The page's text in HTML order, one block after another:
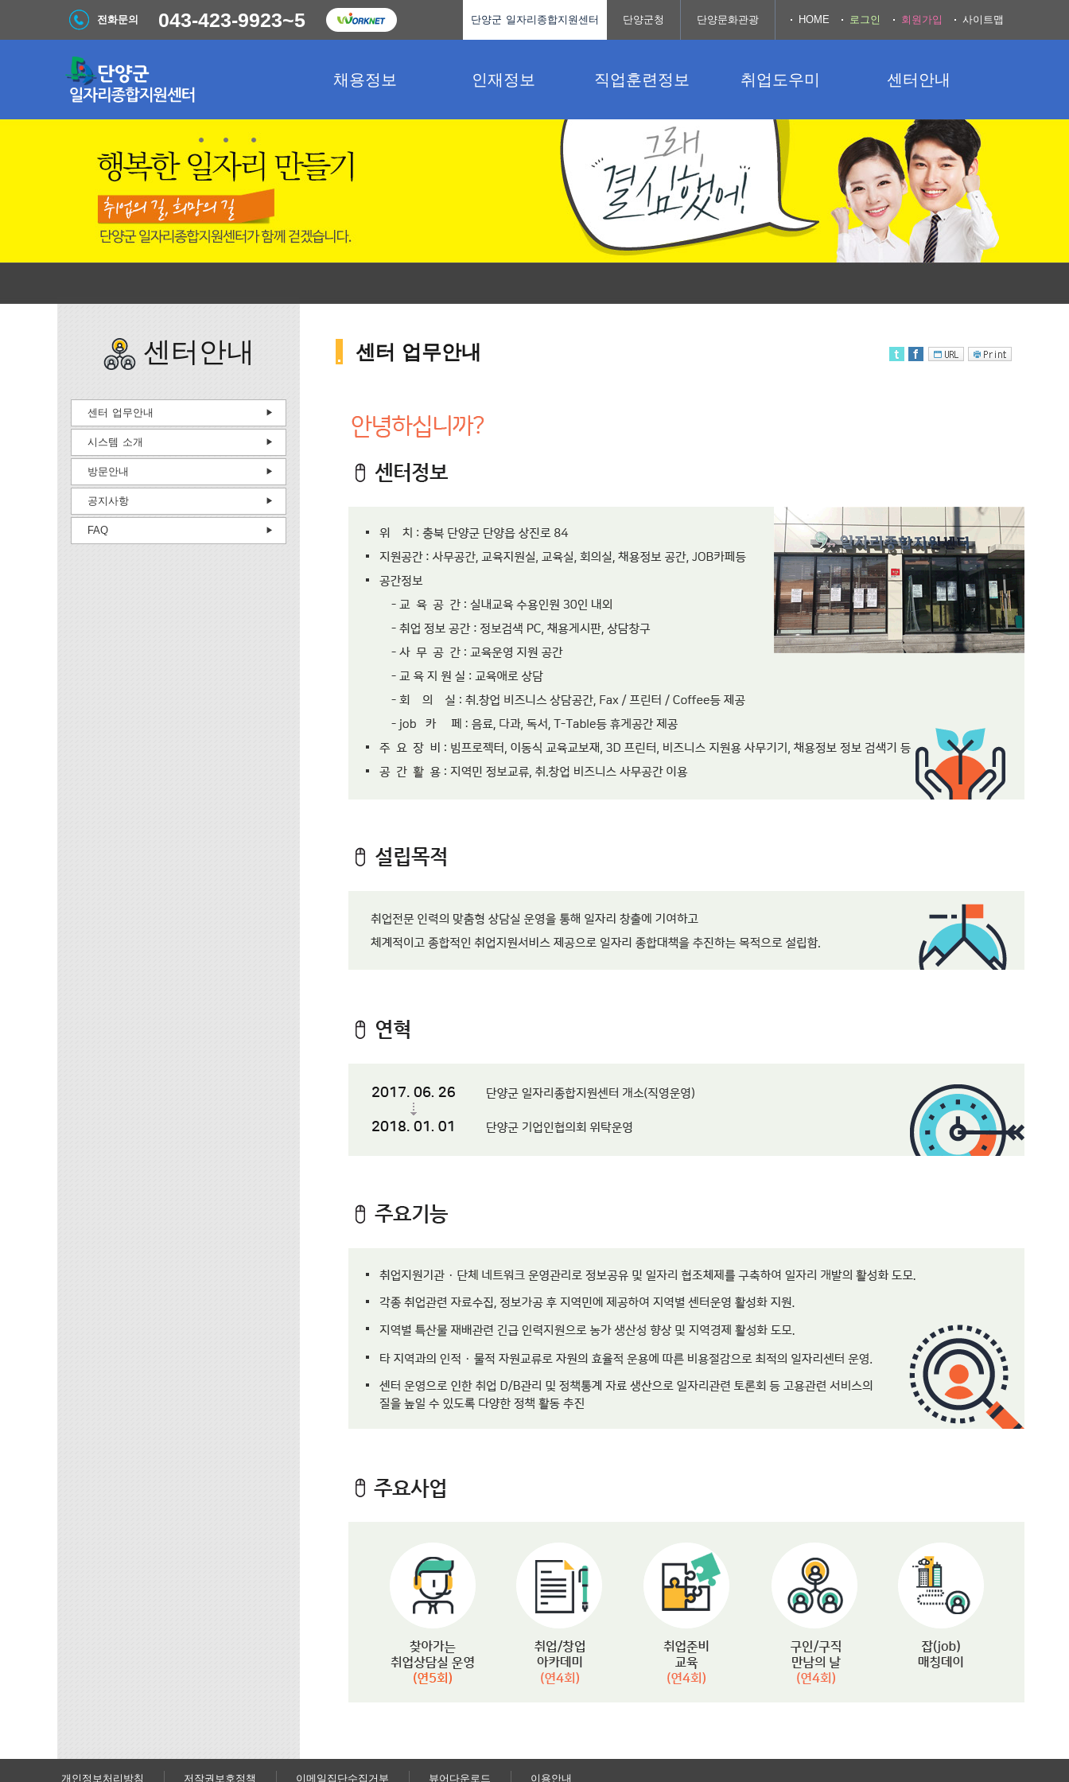
채용정보 인재정보 직업훈련정보 취업도우미 센터안내
전화문의 043-423-9923~5 단양군 일자리종합지원센터 단양군청 단양문화관광 HOME 로그인 회원가입 사이트맵
센터 업무안내
센터안내
센터 업무안내
시스템 소개
방문안내
공지사항
FAQ
개인정보처리방침 저작권보호정책 이메일집단수집거부 뷰어다운로드 이용안내